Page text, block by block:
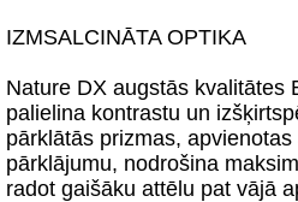
IZMSALCINĀTA OPTIKA
Nature DX augstās kvalitātes
palielina kontrastu un
pārklātās prizmas,
pārklājumu, nodrošina
radot gaišāku attēlu pat vājā